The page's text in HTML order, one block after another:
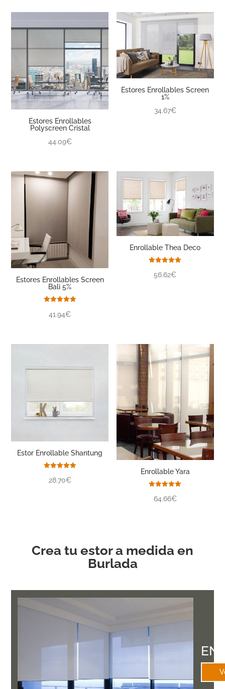
Estores Enrollables
Polyscreen Cristal
44.09€
Estores Enrollables Screen
1%
34.67€
Estores Enrollables Screen
Bali 5%
con
41.94€
Enrollable Thea Deco
con
56.62€
Estor Enrollable Shantung
con
28.70€
Enrollable Yara
con
64.66€
Crea tu estor a medida en
Burlada